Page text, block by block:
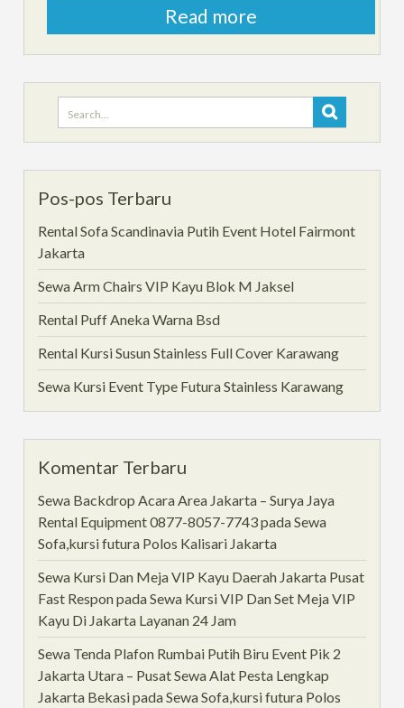
Read more
Search
for:
Pos-pos Terbaru
Rental Sofa Scandinavia Putih Event Hotel Fairmont
Jakarta
Sewa Arm Chairs VIP Kayu Blok M Jaksel
Rental Puff Aneka Warna Bsd
Rental Kursi Susun Stainless Full Cover Karawang
Sewa Kursi Event Type Futura Stainless Karawang
Komentar Terbaru
Sewa Backdrop Acara Area Jakarta – Surya Jaya
Rental Equipment 0877-8057-7743padaSewa
Sofa,kursi futura Polos Kalisari Jakarta
Sewa Kursi Dan Meja VIP Kayu Daerah Jakarta Pusat
Fast ResponpadaSewa Kursi VIP Dan Set Meja VIP
Kayu Di Jakarta Layanan 24 Jam
Sewa Tenda Plafon Rumbai Putih Biru Event Pik 2
Jakarta Utara – Pusat Sewa Alat Pesta Lengkap
Jakarta BekasipadaSewa Sofa,kursi futura Polos